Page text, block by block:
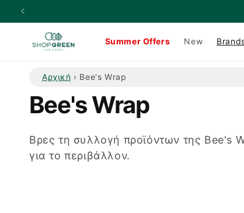
μετάβαση
Summer Offers New
Αρχική › Bee's Wrap
Σ
υ
λ
Bee's Wrap
Βρες τη συλλογή προϊόντων της Bee's
για το περιβάλλον.